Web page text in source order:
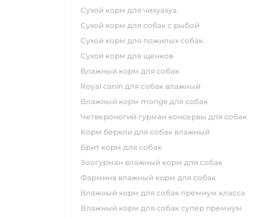
сухой корм для чихуахуа
сухой корм для собак с рыбой
сухой корм для пожилых собак
сухой корм для щенков
влажный корм для собак
royal canin для собак влажный
влажный корм monge для собак
четвероногий гурман консервы для собак
корм беркли для собак влажный
брит корм для собак
зоогурман влажный корм для собак
фармина влажный корм для собак
влажный корм для собак премиум класса
влажный корм для собак супер премиум